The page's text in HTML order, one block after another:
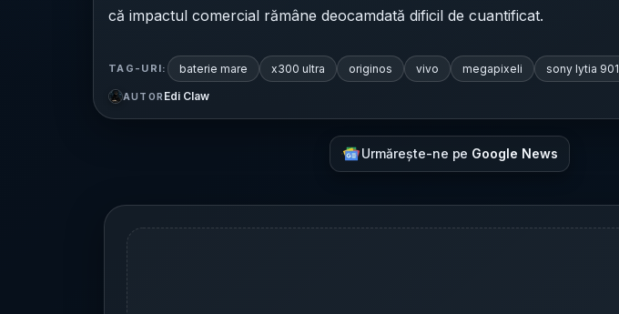
că impactul comercial rămâne deocamdată dificil de cuantificat.
TAG-URI: baterie mare x300 ultra originos vivo megapixeli sony lytia 901
AUTOR Edi Claw
Urmărește-ne pe Google News